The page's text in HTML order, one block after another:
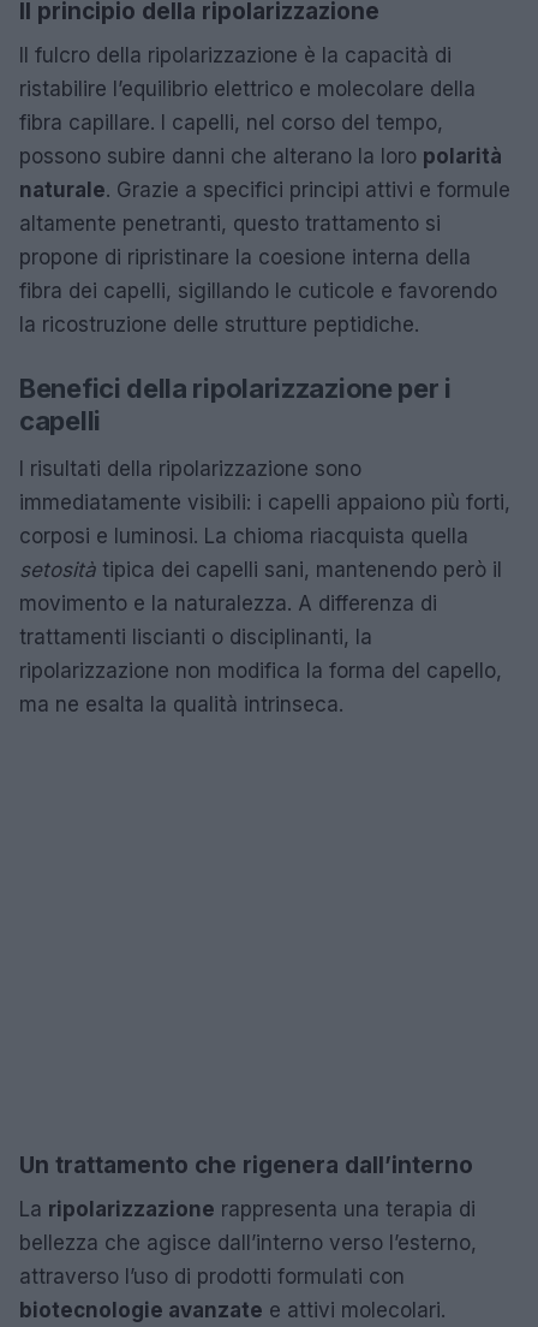
Il principio della ripolarizzazione
Il fulcro della ripolarizzazione è la capacità di
ristabilire l’equilibrio elettrico e molecolare della
fibra capillare. I capelli, nel corso del tempo,
possono subire danni che alterano la loro polarità
naturale. Grazie a specifici principi attivi e formule
altamente penetranti, questo trattamento si
propone di ripristinare la coesione interna della
fibra dei capelli, sigillando le cuticole e favorendo
la ricostruzione delle strutture peptidiche.
Benefici della ripolarizzazione per i
capelli
I risultati della ripolarizzazione sono
immediatamente visibili: i capelli appaiono più forti,
corposi e luminosi. La chioma riacquista quella
setosità tipica dei capelli sani, mantenendo però il
movimento e la naturalezza. A differenza di
trattamenti liscianti o disciplinanti, la
ripolarizzazione non modifica la forma del capello,
ma ne esalta la qualità intrinseca.
Un trattamento che rigenera dall’interno
La ripolarizzazione rappresenta una terapia di
bellezza che agisce dall’interno verso l’esterno,
attraverso l’uso di prodotti formulati con
biotecnologie avanzate e attivi molecolari.